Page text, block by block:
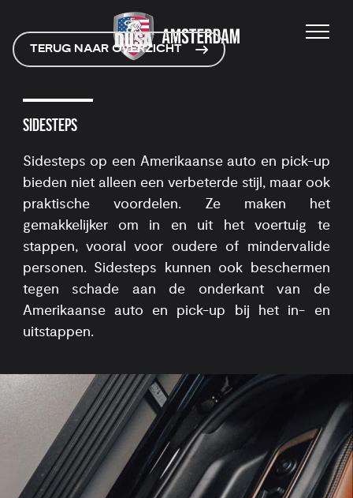
TERUG NAAR OVERZICHT
SIDESTEPS
Sidesteps op een Amerikaanse auto en pick-up
bieden niet alleen een verbeterde stijl, maar ook
praktische voordelen. Ze maken het
gemakkelijker om in en uit het voertuig te
stappen, vooral voor oudere of mindervalide
personen. Sidesteps kunnen ook beschermen
tegen schade aan de onderkant van de
Amerikaanse auto en pick-up bij het in- en
uitstappen.